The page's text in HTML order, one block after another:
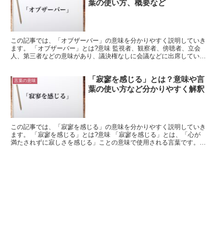
葉の使い方、概要など
この記事では、「オブザーバー」の意味を分かりやすく説明していき
ます。 「オブザーバー」とは?意味 監視者、観察者、傍聴者、立会
人、第三者などの意味があり、議決権なしに会議などに出席している
言葉の意味
「寂寥を感じる」とは？意味や言
葉の使い方など分かりやすく解釈
この記事では、「寂寥を感じる」の意味を分かりやすく説明していき
ます。 「寂寥を感じる」とは?意味 「寂寥を感じる」とは、「心が
満たされずに寂しさを感じる」ことの意味で使用される言葉です。